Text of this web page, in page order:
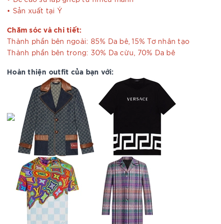
• Sản xuất tại Ý
Chăm sóc và chi tiết:
Thành phần bên ngoài: 85% Da bê, 15% Tơ nhân tạo
Thành phần bên trong: 30% Da cừu, 70% Da bê
Hoàn thiện outfit của bạn với: